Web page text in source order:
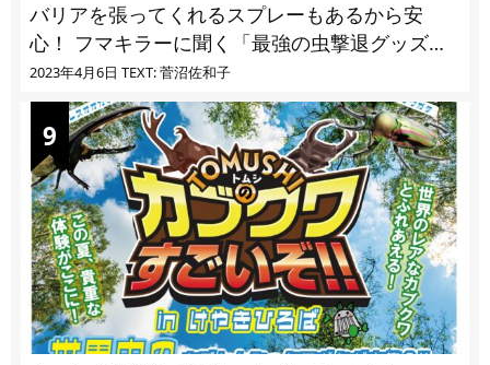
バリアを張ってくれるスプレーもあるから安
心！ フマキラーに聞く「最強の虫撃退グッズ
vol.4」【キャンプサイトで使う虫よけ】
2023年4月6日 TEXT: 菅沼佐和子